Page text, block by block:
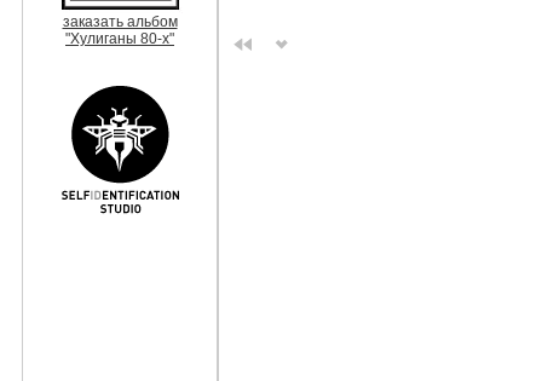
заказать альбом
"Хулиганы 80-х"